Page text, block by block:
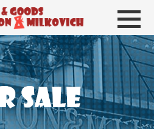
＆ミルコビッチ BIKE＆